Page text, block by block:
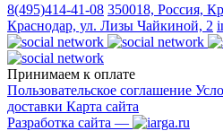
8(495)414-41-08 350018, Россия,
Краснодар, ул. Лизы Чайкиной, 2
Принимаем к оплате
Пользовательское соглашение
доставки Карта сайта
Разработка сайта —